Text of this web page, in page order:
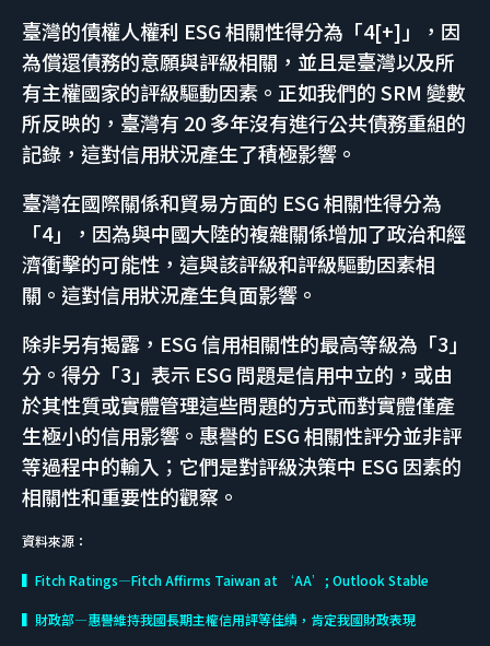
臺灣的債權人權利 ESG 相關性得分為「4[+]」，因
為償還債務的意願與評級相關，並且是臺灣以及所
有主權國家的評級驅動因素。正如我們的 SRM 變數
所反映的，臺灣有 20 多年沒有進行公共債務重組的
記錄，這對信用狀況產生了積極影響。
臺灣在國際關係和貿易方面的 ESG 相關性得分為
「4」，因為與中國大陸的複雜關係增加了政治和經
濟衝擊的可能性，這與該評級和評級驅動因素相
關。這對信用狀況產生負面影響。
除非另有揭露，ESG 信用相關性的最高等級為「3」
分。得分「3」表示 ESG 問題是信用中立的，或由
於其性質或實體管理這些問題的方式而對實體僅產
生極小的信用影響。惠譽的 ESG 相關性評分並非評
等過程中的輸入；它們是對評級決策中 ESG 因素的
相關性和重要性的觀察。
資料來源：
▍Fitch Ratings—Fitch Affirms Taiwan at ‘AA’; Outlook Stable
▍財政部—惠譽維持我國長期主權信用評等佳績，肯定我國財政表現